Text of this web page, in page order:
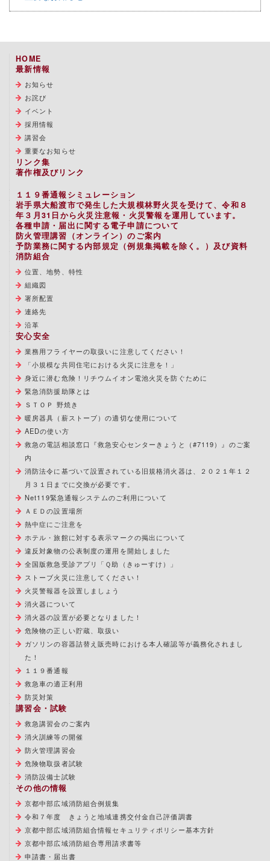
HOME
最新情報
お知らせ
お詫び
イベント
採用情報
講習会
重要なお知らせ
リンク集
著作権及びリンク
１１９番通報シミュレーション
岩手県大船渡市で発生した大規模林野火災を受けて、令和８
年３月31日から火災注意報・火災警報を運用しています。
各種申請・届出に関する電子申請について
防火管理講習（オンライン）のご案内
予防業務に関する内部規定（例規集掲載を除く。）及び資料
消防組合
位置、地勢、特性
組織図
署所配置
連絡先
沿革
安心安全
業務用フライヤーの取扱いに注意してください！
「小規模な共同住宅における火災に注意を！」
身近に潜む危険！リチウムイオン電池火災を防ぐために
緊急消防援助隊とは
ＳＴＯＰ 野焼き
暖房器具（薪ストーブ）の適切な使用について
AEDの使い方
救急の電話相談窓口『救急安心センターきょうと（#7119）』のご案
内
消防法令に基づいて設置されている旧規格消火器は、２０２１年１２
月３１日までに交換が必要です。
Net119緊急通報システムのご利用について
ＡＥＤの設置場所
熱中症にご注意を
ホテル・旅館に対する表示マークの掲出について
違反対象物の公表制度の運用を開始しました
全国版救急受診アプリ「Ｑ助（きゅーすけ）」
ストーブ火災に注意してください！
火災警報器を設置しましょう
消火器について
消火器の設置が必要となりました！
危険物の正しい貯蔵、取扱い
ガソリンの容器詰替え販売時における本人確認等が義務化されまし
た！
１１９番通報
救急車の適正利用
防災対策
講習会・試験
救急講習会のご案内
消火訓練等の開催
防火管理講習会
危険物取扱者試験
消防設備士試験
その他の情報
京都中部広域消防組合例規集
令和７年度 きょうと地域連携交付金自己評価調書
京都中部広域消防組合情報セキュリティポリシー基本方針
京都中部広域消防組合専用請求書等
申請書・届出書